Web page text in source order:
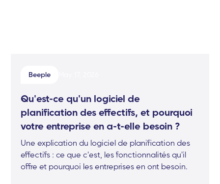
Beeple
Qu'est-ce qu'un logiciel de
planification des effectifs, et pourquoi
votre entreprise en a-t-elle besoin ?
Une explication du logiciel de planification des
effectifs : ce que c'est, les fonctionnalités qu'il
offre et pourquoi les entreprises en ont besoin.